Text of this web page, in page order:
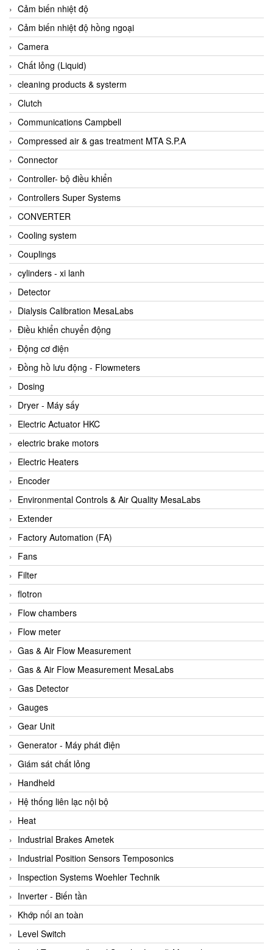
Aira Euro Automation
Airtac Vietnam
Airtec Vietnam
AI-Tek Vietnam
Akerstroms Viet Nam
AKO Armaturen & Separationstechnik
AKO Armaturen & Separationstechnik Vietnam
AKUSENSE
ALA OFFICINE SPA
Albrecht-Automatik Viet Nam
Allen Bradley Vietnam
Alpha Moisture Vietnam
Alpha-Achem Vietnam
Alphino
ALRE-IT Vietnam
Altech
Amarillo Gear
Ametek
AMPTRON Vietnam
AND Vietnam
ANDERSON-NEGELE
ANDILOG Technologies Vietnam
Anritsu
ANTEC S.A
Antico pumps
Anybus/ HMS
AOBEN
Apex Dynamics Vietnam
Apex Dynamics Vietnam
Apiste
APLISENS VietNam
Apollo Fire
Appleton
AQ Matic
Aqualabo Vietnam
Aquametro
ARCA Regler
Arcos Hydraulik
Ardetem-Sfere-Vietnam
Argal
AS ENERGI
ASCO CO2
Asker
AT2E
ATC Pneumatic
ATEX System
ATI - IA
ATI (Analytical Technology Inc)
Atos
Atrax
Cảm biến nhiệt độ
Cảm biến nhiệt độ hồng ngoại
Camera
Chất lỏng (Liquid)
cleaning products & systerm
Clutch
Communications Campbell
Compressed air & gas treatment MTA S.P.A
Connector
Controller- bộ điều khiển
Controllers Super Systems
CONVERTER
Cooling system
Couplings
cylinders - xi lanh
Detector
Dialysis Calibration MesaLabs
Điều khiển chuyển động
Động cơ điện
Đồng hồ lưu động - Flowmeters
Dosing
Dryer - Máy sấy
Electric Actuator HKC
electric brake motors
Electric Heaters
Encoder
Environmental Controls & Air Quality MesaLabs
Extender
Factory Automation (FA)
Fans
Filter
flotron
Flow chambers
Flow meter
Gas & Air Flow Measurement
Gas & Air Flow Measurement MesaLabs
Gas Detector
Gauges
Gear Unit
Generator - Máy phát điện
Giám sát chất lỏng
Handheld
Hệ thống liên lạc nội bộ
Heat
Industrial Brakes Ametek
Industrial Position Sensors Temposonics
Inspection Systems Woehler Technik
Inverter - Biến tần
Khớp nối an toàn
Level Switch